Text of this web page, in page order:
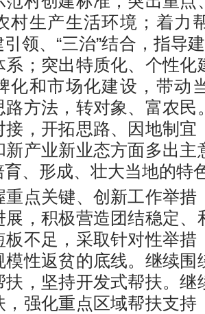
村生产生活环境；着力
领、“三治”结合，指导
系；突出特质化、个性化
化和市场化建设，带动
路方法，转对象、富农民
接，开拓思路、因地制宜
新产业新业态方面多出主
、形成、壮大当地的特
关键、创新工作举措
展，积极营造团结稳定、
板不足，采取针对性举措
模性返贫的底线。继续围
扶，坚持开发式帮扶。继
，强化重点区域帮扶支持